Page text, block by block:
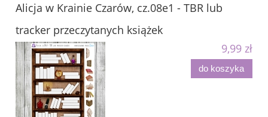
Alicja w Krainie Czarów, cz.08e1 - TBR lub
tracker przeczytanych książek
9,99 zł
do koszyka